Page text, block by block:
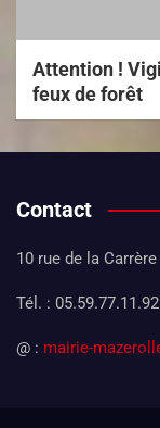
Attention !
feux de forêt
Contact
10 rue de la
Tél. :
@ : mairie-